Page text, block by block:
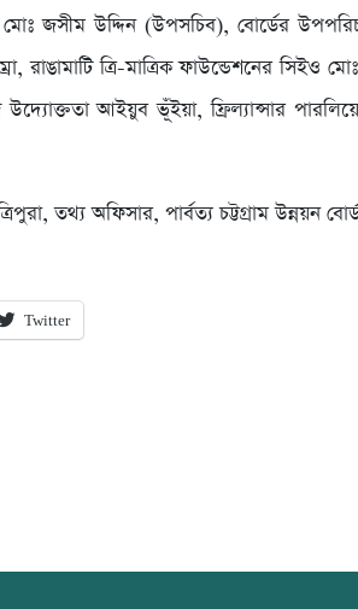
জসীম উদ্দিন (উপসচিব), বোর্ডের
রাঙামাটি ত্রি-মাত্রিক ফাউন্ডেশনের সিইও
উদ্যোক্ততা আইয়ুব ভূঁইয়া, ফ্রিল্যান্সার
তথ্য অফিসার, পার্বত্য চট্টগ্রাম উন্নয়ন
Twitter